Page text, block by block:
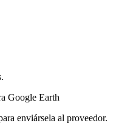
Google Earth
enviársela al proveedor.